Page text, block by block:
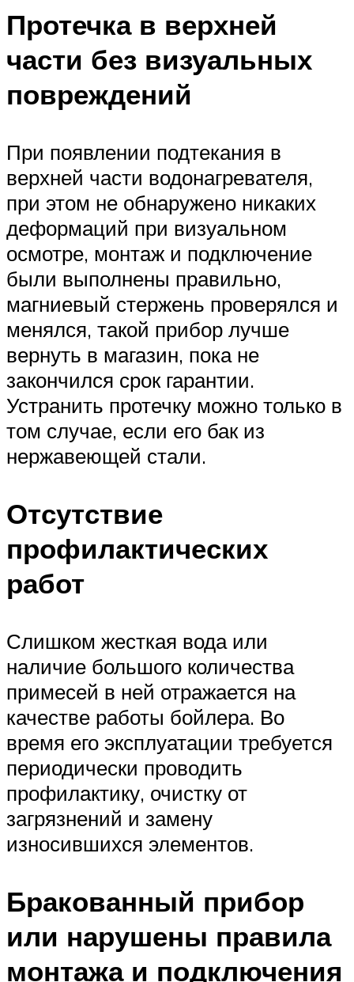
Протечка в верхней
части без визуальных
повреждений
При появлении подтекания в
верхней части водонагревателя,
при этом не обнаружено никаких
деформаций при визуальном
осмотре, монтаж и подключение
были выполнены правильно,
магниевый стержень проверялся и
менялся, такой прибор лучше
вернуть в магазин, пока не
закончился срок гарантии.
Устранить протечку можно только в
том случае, если его бак из
нержавеющей стали.
Отсутствие
профилактических
работ
Слишком жесткая вода или
наличие большого количества
примесей в ней отражается на
качестве работы бойлера. Во
время его эксплуатации требуется
периодически проводить
профилактику, очистку от
загрязнений и замену
износившихся элементов.
Бракованный прибор
или нарушены правила
монтажа и подключения